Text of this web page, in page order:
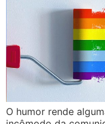
O humor rende